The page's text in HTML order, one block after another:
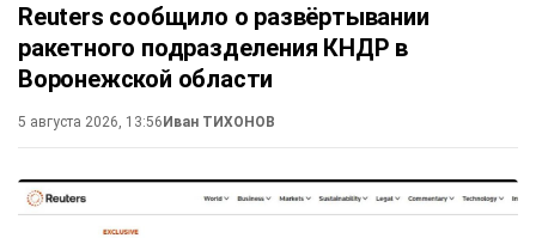
Reuters сообщило о развёртывании
ракетного подразделения КНДР в
Воронежской области
5 августа 2026, 13:56Иван ТИХОНОВ